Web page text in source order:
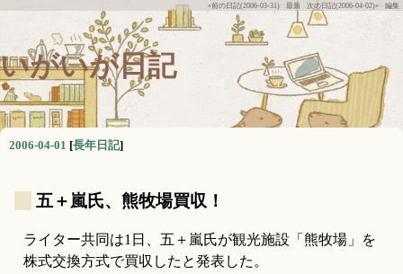
«前の日記(2006-03-31) 最新 次の日記(2006-04-02)» 編集
いがいが日記
2006-04-01 [長年日記]
五＋嵐氏、熊牧場買収！
ライター共同は1日、五＋嵐氏が観光施設「熊牧場」を
株式交換方式で買収したと発表した。